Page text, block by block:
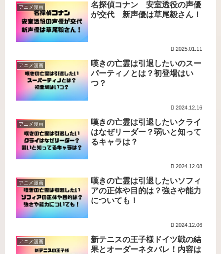
アニメ漫画
名探偵コナン 安室透役の声優
が交代 新声優は草尾毅さん！
2025.01.11
アニメ漫画
嘆きの亡霊は引退したいのスー
パーティノとは？初登場はい
つ？
2024.12.16
アニメ漫画
嘆きの亡霊は引退したいクライ
はなぜリーダー？弱いと知って
るキャラは？
2024.12.08
アニメ漫画
嘆きの亡霊は引退したいソフィ
アの正体や目的は？強さや能力
についても！
2024.12.06
アニメ漫画
新テニスの王子様ドイツ戦の結
果とオーダーネタバレ！内容は